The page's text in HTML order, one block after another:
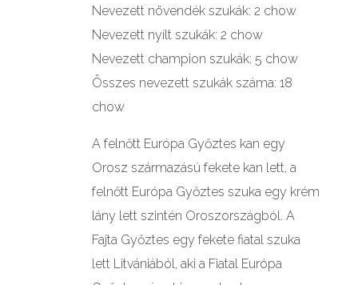
Nevezett növendék szukák: 2 chow
Nevezett nyílt szukák: 2 chow
Nevezett champion szukák: 5 chow
Összes nevezett szukák száma: 18
chow
A felnőtt Európa Győztes kan egy
Orosz származású fekete kan lett, a
felnőtt Európa Győztes szuka egy krém
lány lett szintén Oroszországból. A
Fajta Győztes egy fekete fiatal szuka
lett Litvániából, aki a Fiatal Európa